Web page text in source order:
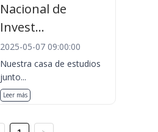
Nacional de
Invest...
2025-05-07 09:00:00
Nuestra casa de estudios
junto...
Leer más